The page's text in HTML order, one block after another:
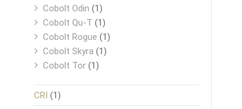
Cobolt Odin (1)
Cobolt Qu-T (1)
Cobolt Rogue (1)
Cobolt Skyra (1)
Cobolt Tor (1)
CRI (1)